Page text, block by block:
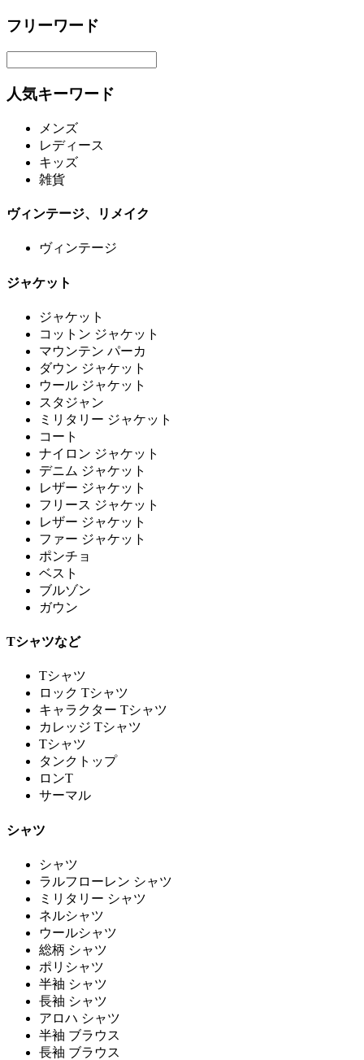
フリーワード
人気キーワード
メンズ
レディース
キッズ
雑貨
ヴィンテージ、リメイク
ヴィンテージ
ジャケット
ジャケット
コットン ジャケット
マウンテン パーカ
ダウン ジャケット
ウール ジャケット
スタジャン
ミリタリー ジャケット
コート
ナイロン ジャケット
デニム ジャケット
レザー ジャケット
フリース ジャケット
レザー ジャケット
ファー ジャケット
ポンチョ
ベスト
ブルゾン
ガウン
Tシャツなど
Tシャツ
ロック Tシャツ
キャラクター Tシャツ
カレッジ Tシャツ
Tシャツ
タンクトップ
ロンT
サーマル
シャツ
シャツ
ラルフローレン シャツ
ミリタリー シャツ
ネルシャツ
ウールシャツ
総柄 シャツ
ポリシャツ
半袖 シャツ
長袖 シャツ
アロハ シャツ
半袖 ブラウス
長袖 ブラウス